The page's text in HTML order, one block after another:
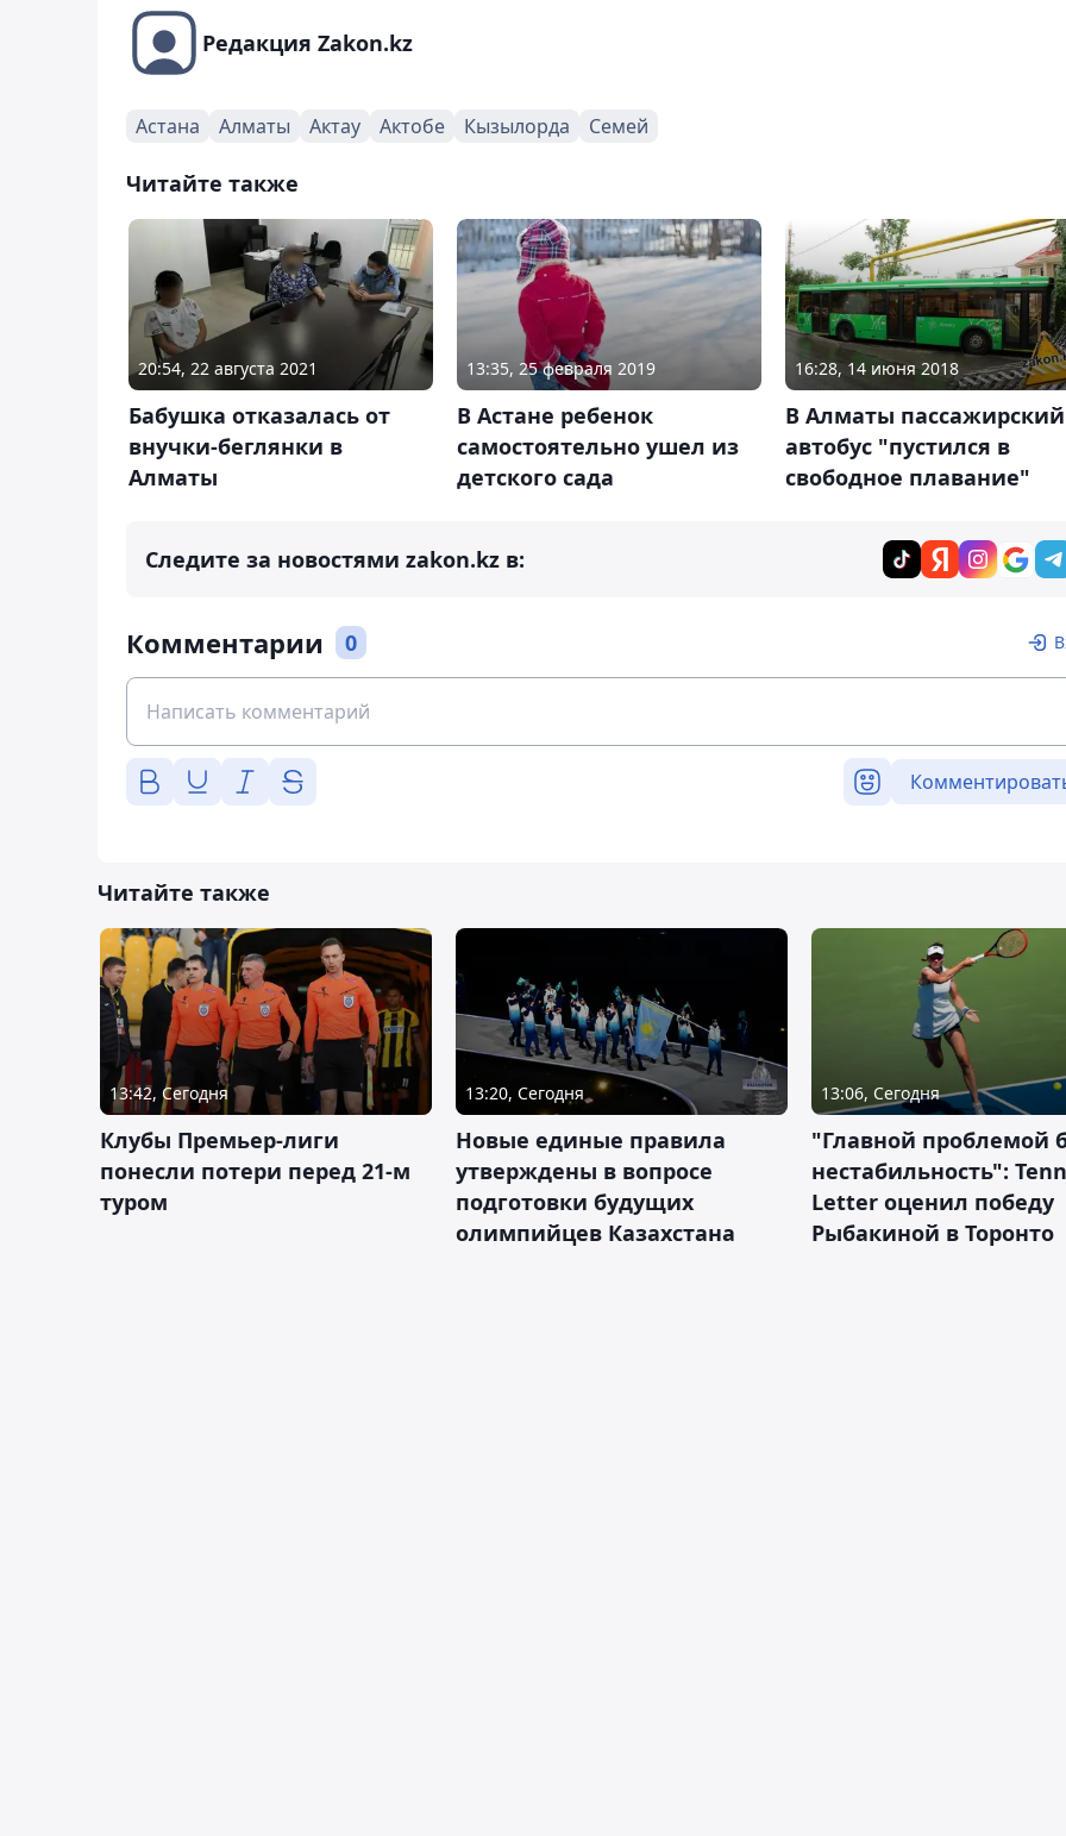
Редакция Zakon.kz
Астана Алматы Актау Актобе Кызылорда Семей
Читайте также
20:54, 22 августа 2021
Бабушка отказалась от
внучки-беглянки в
Алматы
13:35, 25 февраля 2019
В Астане ребенок
самостоятельно ушел из
детского сада
16:28, 14 июня 2018
В Алматы пассажирский
автобус "пустился в
свободное плавание"
Следите за новостями zakon.kz в:
Комментарии 0
Читайте также
13:42, Сегодня
Клубы Премьер-лиги
понесли потери перед 21-м
туром
13:20, Сегодня
Новые единые правила
утверждены в вопросе
подготовки будущих
олимпийцев Казахстана
13:06, Сегодня
"Главной проблемой
нестабильность":
Letter оценил победу
Рыбакиной в Торонто